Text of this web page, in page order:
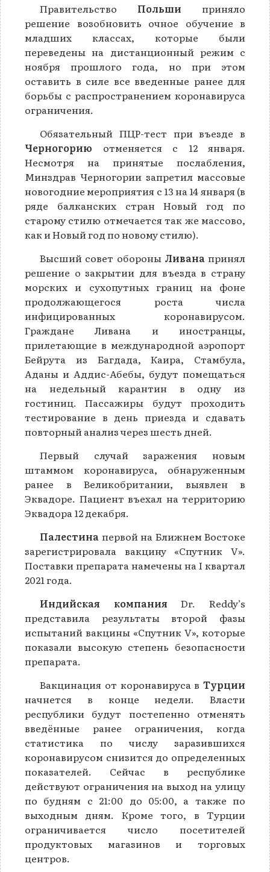
Правительство Польши приняло
решение возобновить очное обучение в
младших классах, которые были
переведены на дистанционный режим с
ноября прошлого года, но при этом
оставить в силе все введенные ранее для
борьбы с распространением коронавируса
ограничения.
Обязательный ПЦР-тест при въезде в
Черногорию отменяется с 12 января.
Несмотря на принятые послабления,
Минздрав Черногории запретил массовые
новогодние мероприятия с 13 на 14 января (в
ряде балканских стран Новый год по
старому стилю отмечается так же массово,
как и Новый год по новому стилю).
Высший совет обороны Ливанапринял
решение о закрытии для въезда в страну
морских и сухопутных границ на фоне
продолжающегося роста числа
инфицированных коронавирусом.
Граждане Ливана и иностранцы,
прилетающие в международной аэропорт
Бейрута из Багдада, Каира, Стамбула,
Аданы и Аддис-Абебы, будут помещаться
на недельный карантин в одну из
гостиниц. Пассажиры будут проходить
тестирование в день приезда и сдавать
повторный анализ через шесть дней.
Первый случай заражения новым
штаммом коронавируса, обнаруженным
ранее в Великобритании, выявлен в
Эквадоре. Пациент въехал на территорию
Эквадора 12 декабря.
Палестина первой на Ближнем Востоке
зарегистрировала вакцину «Спутник V».
Поставки препарата намечены на I квартал
2021 года.
Индийская компания Dr. Reddy’s
представила результаты второй фазы
испытаний вакцины «Спутник V», которые
показали высокую степень безопасности
препарата.
Вакцинация от коронавируса в Турции
начнется в конце недели. Власти
республики будут постепенно отменять
введённые ранее ограничения, когда
статистика по числу заразившихся
коронавирусом снизится до определенных
показателей. Сейчас в республике
действуют ограничения на выход на улицу
по будням с 21:00 до 05:00, а также по
выходным дням. Кроме того, в Турции
ограничивается число посетителей
продуктовых магазинов и торговых
центров.